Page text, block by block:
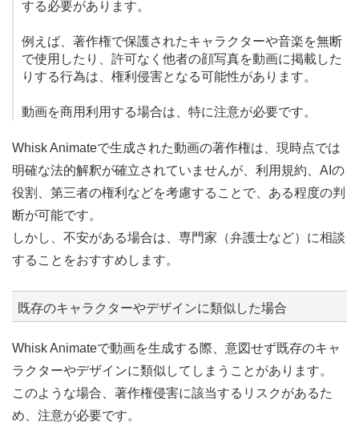
する必要があります。
例えば、著作権で保護されたキャラクターや音楽を無断
で使用したり、許可なく他者の顔写真を動画に掲載した
りする行為は、権利侵害となる可能性があります。
動画を商用利用する場合は、特に注意が必要です。
Whisk Animateで生成された動画の著作権は、現時点では
明確な法的解釈が確立されていませんが、利用規約、AIの
役割、第三者の権利などを考慮することで、ある程度の判
断が可能です。
しかし、不安がある場合は、専門家（弁護士など）に相談
することをおすすめします。
既存のキャラクターやデザインに類似した場合
Whisk Animateで動画を生成する際、意図せず既存のキャ
ラクターやデザインに類似してしまうことがあります。
このような場合、著作権侵害に該当するリスクがあるた
め、注意が必要です。